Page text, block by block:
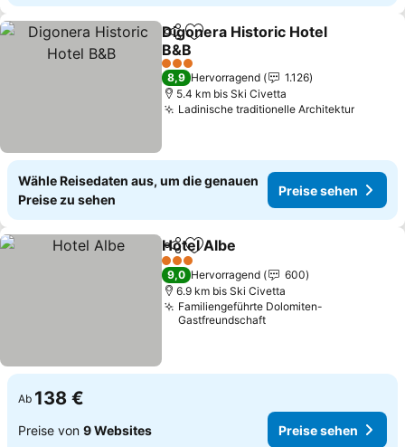
TeilenZu Favoriten hinzufügen
Digonera Historic Hotel
B&B
Preise sehen
3 Sterne
8,9 Hervorragend
1.126
5.4 km bis Ski Civetta
Ladinische traditionelle ArchitekturPreise
Wähle Reisedaten aus, um die genauen
Preise zu sehen
Preise sehen
TeilenZu Favoriten hinzufügen
Hotel Albe
3 Sterne
9,0 Hervorragend
600
6.9 km bis Ski Civetta
Familiengeführte Dolomiten-
Gastfreundschaft
Ab 138 €
Preise von 9 Websites Preise sehen